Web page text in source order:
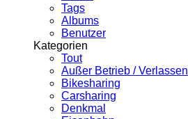
Tags
Albums
Benutzer
Kategorien
Tout
Außer Betrieb / Verlassen
Bikesharing
Carsharing
Denkmal